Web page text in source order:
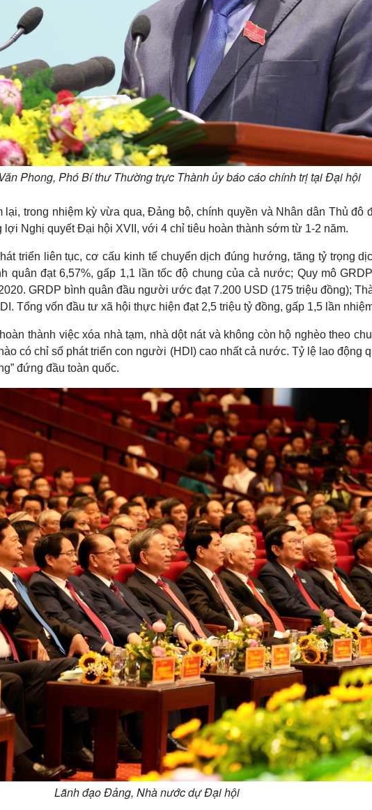
Phong, Phó Bí thư Thường trực Thành ủy báo cáo chính trị tại Đại hội
lại, trong nhiệm kỳ vừa qua, Đảng bộ, chính quyền và Nhân dân Thủ đô
lợi Nghị quyết Đại hội XVII, với 4 chỉ tiêu hoàn thành sớm từ 1-2 năm.
triển liên tục, cơ cấu kinh tế chuyển dịch đúng hướng, tăng tỷ trọng
quân đạt 6,57%, gấp 1,1 lần tốc độ chung của cả nước; Quy mô
GRDP bình quân đầu người ước đạt 7.200 USD (175 triệu đồng);
Tổng vốn đầu tư xã hội thực hiện đạt 2,5 triệu tỷ đồng, gấp 1,5 lần
thành việc xóa nhà tạm, nhà dột nát và không còn hộ nghèo theo
có chỉ số phát triển con người (HDI) cao nhất cả nước. Tỷ lệ lao động
đứng đầu toàn quốc.
Lãnh đạo Đảng, Nhà nước dự Đại hội